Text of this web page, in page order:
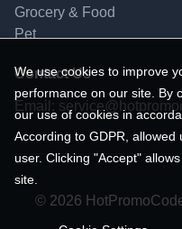
Grocery & Food
Pet
Contact Us
Email:
© 2026
We use cookies to improve
performance on our site. By
our use of cookies in
According to GDPR,
user. Clicking "Accept"
site.